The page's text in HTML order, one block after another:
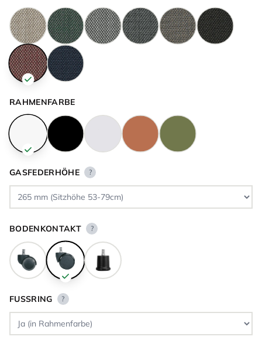
RAHMENFARBE
GASFEDERHÖHE ?
BODENKONTAKT ?
FUSSRING ?